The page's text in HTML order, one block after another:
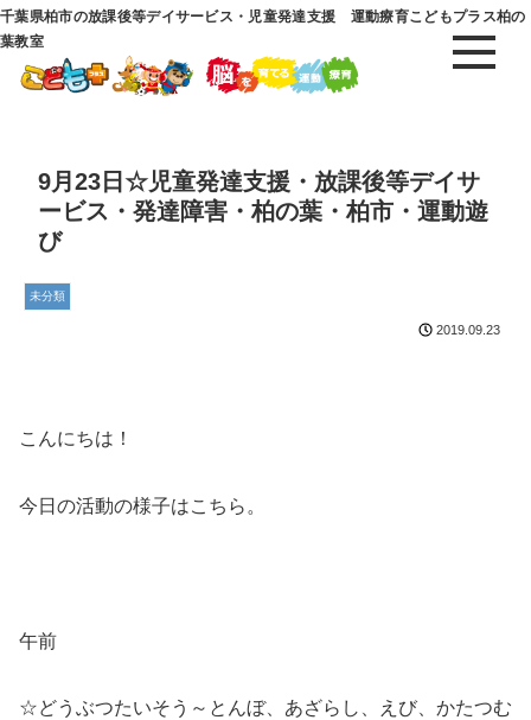
千葉県柏市の放課後等デイサービス・児童発達支援 運動療育こどもプラス柏の
葉教室
9月23日☆児童発達支援・放課後等デイサ
ービス・発達障害・柏の葉・柏市・運動遊
び
未分類
2019.09.23
こんにちは！
今日の活動の様子はこちら。
午前
☆どうぶつたいそう～とんぼ、あざらし、えび、かたつむ